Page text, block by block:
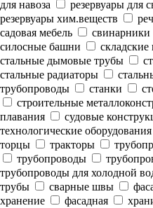
для навоза
резервуары для
резервуары хим.веществ
садовая мебель
свинарники
силосные башни
стальные дымовые трубы
стальные радиаторы
трубопроводы
станки
строительные
плавания
судовые
технологические оборудования
торцы
тракторы
трубопроводы
трубопроводы для холодной
трубы
сварные швы
хранение
фасадная